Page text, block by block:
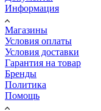
Информация
Магазины
Условия оплаты
Условия доставки
Гарантия на товар
Бренды
Политика
Помощь